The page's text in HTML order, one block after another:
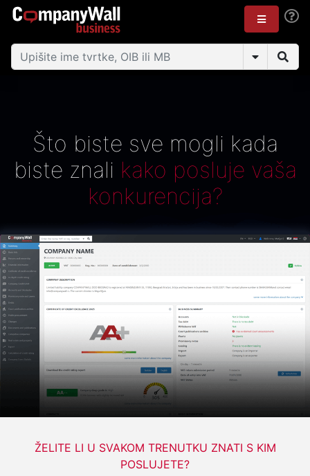
Što biste sve mogli kada
biste znali kako posluje vaša
konkurencija?
ŽELITE LI U SVAKOM TRENUTKU ZNATI S KIM
POSLUJETE?